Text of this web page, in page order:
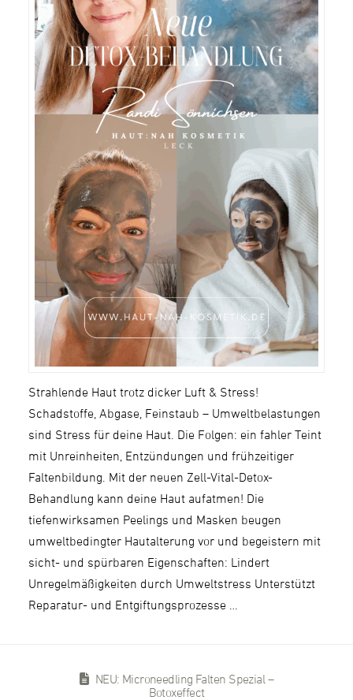
Strahlende Haut trotz dicker Luft & Stress!
Schadstoffe, Abgase, Feinstaub – Umweltbelastungen
sind Stress für deine Haut. Die Folgen: ein fahler Teint
mit Unreinheiten, Entzündungen und frühzeitiger
Faltenbildung. Mit der neuen Zell-Vital-Detox-
Behandlung kann deine Haut aufatmen! Die
tiefenwirksamen Peelings und Masken beugen
umweltbedingter Hautalterung vor und begeistern mit
sicht- und spürbaren Eigenschaften: Lindert
Unregelmäßigkeiten durch Umweltstress Unterstützt
Reparatur- und Entgiftungsprozesse …
NEU: Microneedling Falten Spezial –
Botoxeffect